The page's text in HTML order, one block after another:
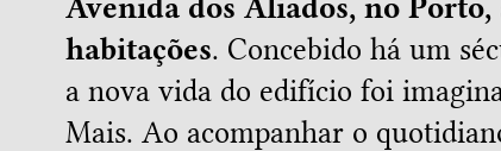
Avenida dos Aliados, no
habitações. Concebido há um
a nova vida do edifício foi
Mais. Ao acompanhar o